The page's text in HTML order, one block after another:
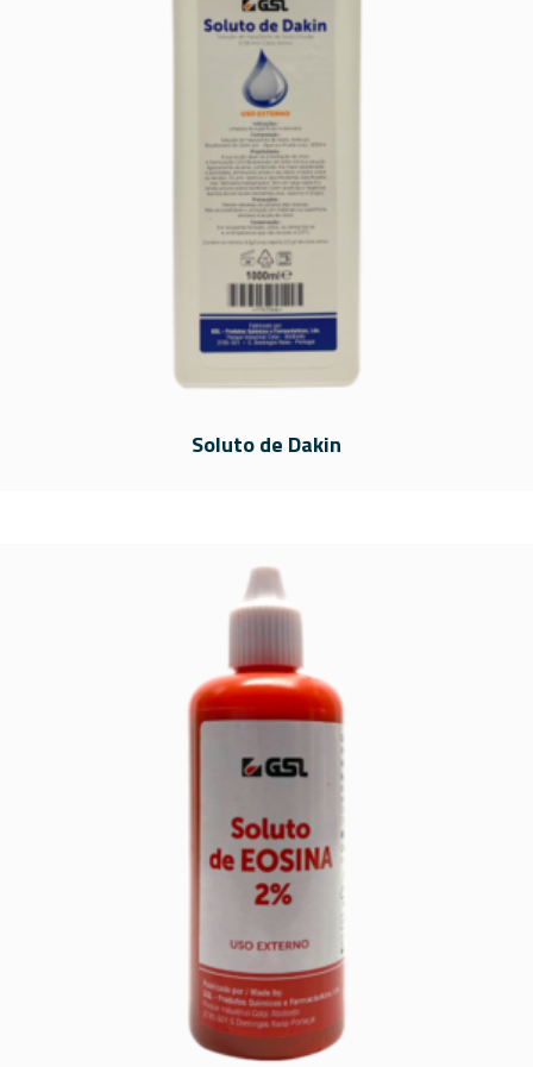
Soluto de Dakin